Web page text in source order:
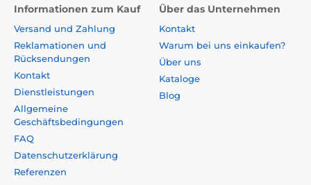
Informationen zum Kauf
Versand und Zahlung
Reklamationen und
Rücksendungen
Kontakt
Dienstleistungen
Allgemeine
Geschäftsbedingungen
FAQ
Datenschutzerklärung
Referenzen
Über das Unternehmen
Kontakt
Warum bei uns einkaufen?
Über uns
Kataloge
Blog